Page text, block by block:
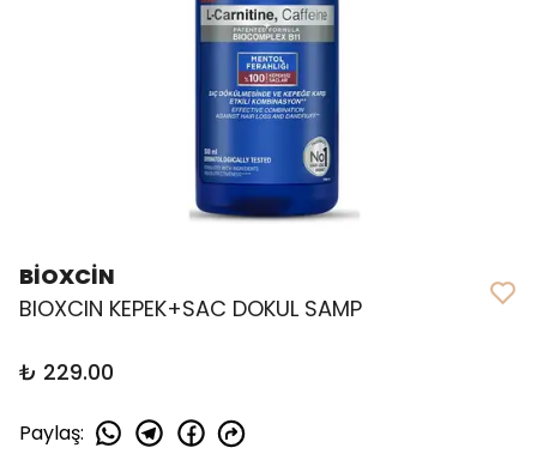
BİOXCİN
BIOXCIN KEPEK+SAC DOKUL SAMP
₺ 229.00
Paylaş: